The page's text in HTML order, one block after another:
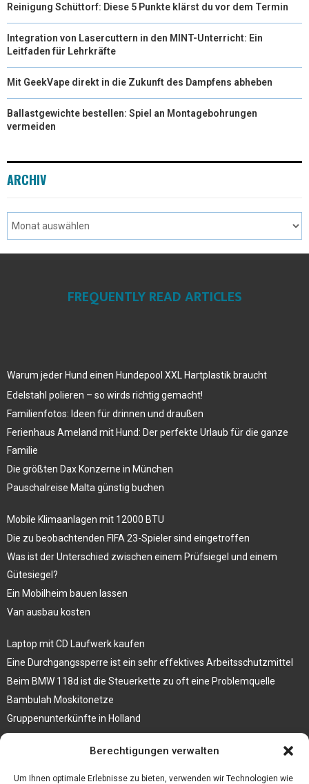
Berechtigungen verwalten
Um Ihnen optimale Erlebnisse zu bieten, verwenden wir Technologien wie
Reinigung Schüttorf: Diese 5 Punkte klärst du vor dem Termin
Integration von Lasercuttern in den MINT-Unterricht: Ein
Leitfaden für Lehrkräfte
Mit GeekVape direkt in die Zukunft des Dampfens abheben
Ballastgewichte bestellen: Spiel an Montagebohrungen
vermeiden
ARCHIV
FREQUENTLY READ ARTICLES
Warum jeder Hund einen Hundepool XXL Hartplastik braucht
Edelstahl polieren – so wirds richtig gemacht!
Familienfotos: Ideen für drinnen und draußen
Ferienhaus Ameland mit Hund: Der perfekte Urlaub für die ganze
Familie
Die größten Dax Konzerne in München
Pauschalreise Malta günstig buchen
Mobile Klimaanlagen mit 12000 BTU
Die zu beobachtenden FIFA 23-Spieler sind eingetroffen
Was ist der Unterschied zwischen einem Prüfsiegel und einem
Gütesiegel?
Ein Mobilheim bauen lassen
Van ausbau kosten
Laptop mit CD Laufwerk kaufen
Eine Durchgangssperre ist ein sehr effektives Arbeitsschutzmittel
Beim BMW 118d ist die Steuerkette zu oft eine Problemquelle
Bambulah Moskitonetze
Gruppenunterkünfte in Holland
Jutebeutel kaufen und ihre Strapazierfähigkeit nutzen